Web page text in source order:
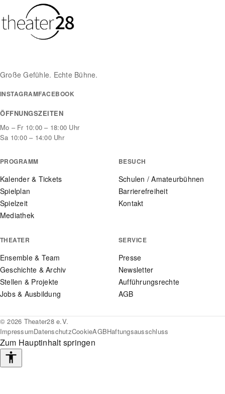
Große Gefühle. Echte Bühne.
INSTAGRAMFACEBOOK
ÖFFNUNGSZEITEN
Mo – Fr 10:00 – 18:00 Uhr
Sa 10:00 – 14:00 Uhr
PROGRAMM
Kalender & Tickets
Spielplan
Spielzeit
Mediathek
BESUCH
Schulen / Amateurbühnen
Barrierefreiheit
Kontakt
THEATER
Ensemble & Team
Geschichte & Archiv
Stellen & Projekte
Jobs & Ausbildung
SERVICE
Presse
Newsletter
Aufführungsrechte
AGB
© 2026 Theater28 e.V.
ImpressumDatenschutzCookieAGBHaftungsausschluss
Zum Hauptinhalt springen
Barrierefreiheits-